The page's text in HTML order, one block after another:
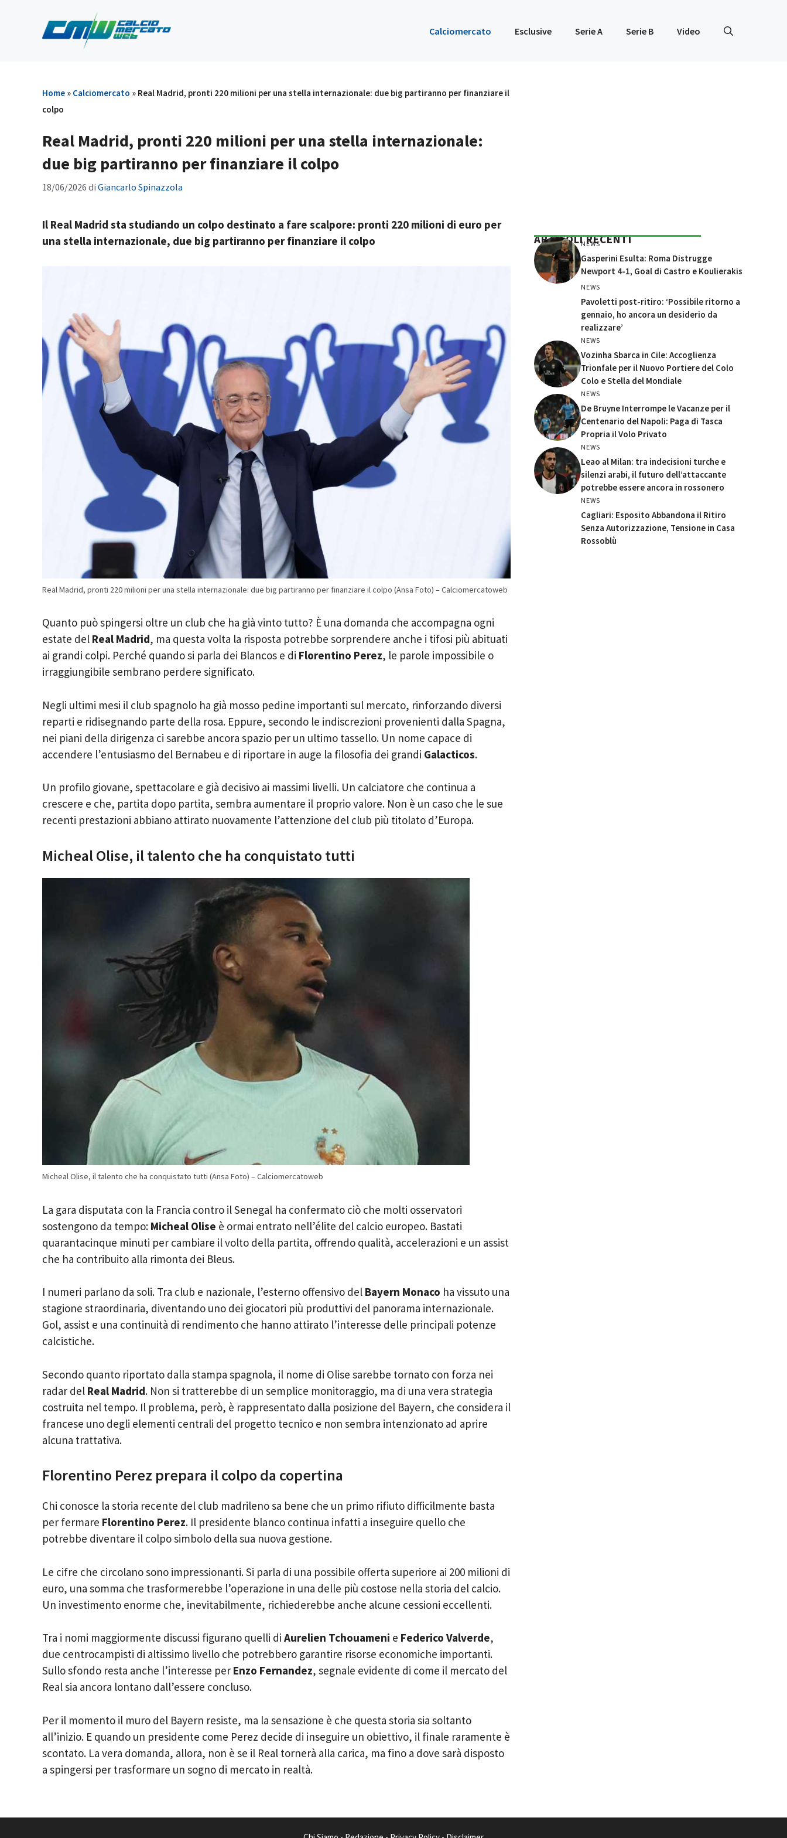
contenuto
Calciomercato Esclusive Serie A Serie B Video
Home » Calciomercato » Real Madrid, pronti 220 milioni per una stella internazionale: due big partiranno per finanziare il
colpo
Real Madrid, pronti 220 milioni per una stella internazionale:
due big partiranno per finanziare il colpo
18/06/2026 di Giancarlo Spinazzola
Il Real Madrid sta studiando un colpo destinato a fare scalpore: pronti 220 milioni di euro per
una stella internazionale, due big partiranno per finanziare il colpo
Real Madrid, pronti 220 milioni per una stella internazionale: due big partiranno per finanziare il colpo (Ansa Foto) – Calciomercatoweb
Quanto può spingersi oltre un club che ha già vinto tutto? È una domanda che accompagna ogni
estate del Real Madrid, ma questa volta la risposta potrebbe sorprendere anche i tifosi più abituati
ai grandi colpi. Perché quando si parla dei Blancos e di Florentino Perez, le parole impossibile o
irraggiungibile sembrano perdere significato.
Negli ultimi mesi il club spagnolo ha già mosso pedine importanti sul mercato, rinforzando diversi
reparti e ridisegnando parte della rosa. Eppure, secondo le indiscrezioni provenienti dalla Spagna,
nei piani della dirigenza ci sarebbe ancora spazio per un ultimo tassello. Un nome capace di
accendere l’entusiasmo del Bernabeu e di riportare in auge la filosofia dei grandi Galacticos.
Un profilo giovane, spettacolare e già decisivo ai massimi livelli. Un calciatore che continua a
crescere e che, partita dopo partita, sembra aumentare il proprio valore. Non è un caso che le sue
recenti prestazioni abbiano attirato nuovamente l’attenzione del club più titolato d’Europa.
Micheal Olise, il talento che ha conquistato tutti
Micheal Olise, il talento che ha conquistato tutti (Ansa Foto) – Calciomercatoweb
La gara disputata con la Francia contro il Senegal ha confermato ciò che molti osservatori
sostengono da tempo: Micheal Olise è ormai entrato nell’élite del calcio europeo. Bastati
quarantacinque minuti per cambiare il volto della partita, offrendo qualità, accelerazioni e un assist
che ha contribuito alla rimonta dei Bleus.
I numeri parlano da soli. Tra club e nazionale, l’esterno offensivo del Bayern Monaco ha vissuto una
stagione straordinaria, diventando uno dei giocatori più produttivi del panorama internazionale.
Gol, assist e una continuità di rendimento che hanno attirato l’interesse delle principali potenze
calcistiche.
Secondo quanto riportato dalla stampa spagnola, il nome di Olise sarebbe tornato con forza nei
radar del Real Madrid. Non si tratterebbe di un semplice monitoraggio, ma di una vera strategia
costruita nel tempo. Il problema, però, è rappresentato dalla posizione del Bayern, che considera il
francese uno degli elementi centrali del progetto tecnico e non sembra intenzionato ad aprire
alcuna trattativa.
Florentino Perez prepara il colpo da copertina
Chi conosce la storia recente del club madrileno sa bene che un primo rifiuto difficilmente basta
per fermare Florentino Perez. Il presidente blanco continua infatti a inseguire quello che
potrebbe diventare il colpo simbolo della sua nuova gestione.
Le cifre che circolano sono impressionanti. Si parla di una possibile offerta superiore ai 200 milioni di
euro, una somma che trasformerebbe l’operazione in una delle più costose nella storia del calcio.
Un investimento enorme che, inevitabilmente, richiederebbe anche alcune cessioni eccellenti.
Tra i nomi maggiormente discussi figurano quelli di Aurelien Tchouameni e Federico Valverde,
due centrocampisti di altissimo livello che potrebbero garantire risorse economiche importanti.
Sullo sfondo resta anche l’interesse per Enzo Fernandez, segnale evidente di come il mercato del
Real sia ancora lontano dall’essere concluso.
Per il momento il muro del Bayern resiste, ma la sensazione è che questa storia sia soltanto
all’inizio. E quando un presidente come Perez decide di inseguire un obiettivo, il finale raramente è
scontato. La vera domanda, allora, non è se il Real tornerà alla carica, ma fino a dove sarà disposto
a spingersi per trasformare un sogno di mercato in realtà.
ARTICOLI RECENTI
NEWS
Gasperini Esulta: Roma Distrugge
Newport 4-1, Goal di Castro e Koulierakis
NEWS
Pavoletti post-ritiro: ‘Possibile ritorno a
gennaio, ho ancora un desiderio da
realizzare’
NEWS
Vozinha Sbarca in Cile: Accoglienza
Trionfale per il Nuovo Portiere del Colo
Colo e Stella del Mondiale
NEWS
De Bruyne Interrompe le Vacanze per il
Centenario del Napoli: Paga di Tasca
Propria il Volo Privato
NEWS
Leao al Milan: tra indecisioni turche e
silenzi arabi, il futuro dell’attaccante
potrebbe essere ancora in rossonero
NEWS
Cagliari: Esposito Abbandona il Ritiro
Senza Autorizzazione, Tensione in Casa
Rossoblù